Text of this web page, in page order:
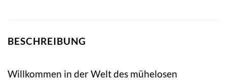
BESCHREIBUNG
Willkommen in der Welt des mühelosen